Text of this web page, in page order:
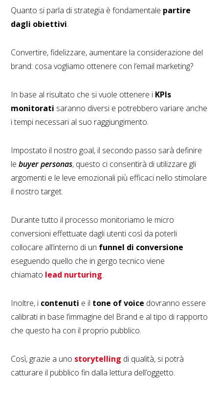
Quanto si parla di strategia è fondamentale partire
dagli obiettivi.
Convertire, fidelizzare, aumentare la considerazione del
brand: cosa vogliamo ottenere con l’email marketing?
In base al risultato che si vuole ottenere i KPIs
monitorati saranno diversi e potrebbero variare anche
i tempi necessari al suo raggiungimento.
Impostato il nostro goal, il secondo passo sarà definire
lebuyer personas, questo ci consentirà di utilizzare gli
argomenti e le leve emozionali più efficaci nello stimolare
il nostro target.
Durante tutto il processo monitoriamo le micro
conversioni effettuate dagli utenti così da poterli
collocare all’interno di un funnel di conversione
eseguendo quello che in gergo tecnico viene
chiamato lead nurturing.
Inoltre, i contenuti e il tone of voice dovranno essere
calibrati in base l’immagine del Brand e al tipo di rapporto
che questo ha con il proprio pubblico.
Così, grazie a uno storytelling di qualità, si potrà
catturare il pubblico fin dalla lettura dell’oggetto.